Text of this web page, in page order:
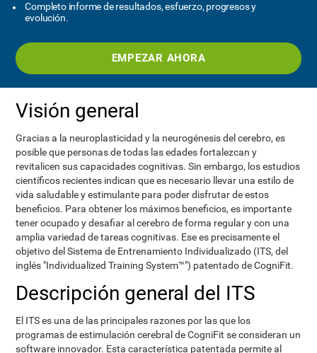
Completo informe de resultados, esfuerzo, progresos y
evolución.
EMPEZAR AHORA
Visión general
Gracias a la neuroplasticidad y la neurogénesis del cerebro, es
posible que personas de todas las edades fortalezcan y
revitalicen sus capacidades cognitivas. Sin embargo, los estudios
científicos recientes indican que es necesario llevar una estilo de
vida saludable y estimulante para poder disfrutar de estos
beneficios. Para obtener los máximos beneficios, es importante
tener ocupado y desafiar al cerebro de forma regular y con una
amplia variedad de tareas cognitivas. Ese es precisamente el
objetivo del Sistema de Entrenamiento Individualizado (ITS, del
inglés "Individualized Training System™") patentado de CogniFit.
Descripción general del ITS
El ITS es una de las principales razones por las que los
programas de estimulación cerebral de CogniFit se consideran un
software innovador. Esta característica patentada permite al